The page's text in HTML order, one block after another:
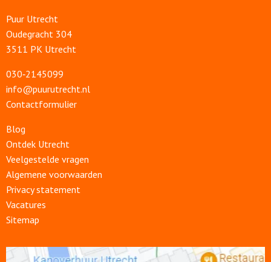
Puur Utrecht
Oudegracht 304
3511 PK Utrecht
030‑2145099
info@puurutrecht.nl
Contactformulier
Blog
Ontdek Utrecht
Veelgestelde vragen
Algemene voorwaarden
Privacy statement
Vacatures
Sitemap